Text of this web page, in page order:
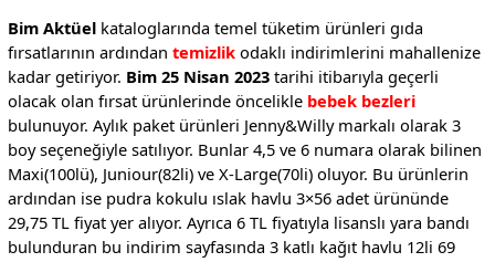
Bim Aktüelkataloglarında temel tüketim ürünleri gıda
fırsatlarının ardından temizlik odaklı indirimlerini mahallenize
kadar getiriyor. Bim 25 Nisan 2023tarihi itibarıyla geçerli
olacak olan fırsat ürünlerinde önceliklebebek bezleri
bulunuyor. Aylık paket ürünleri Jenny&Willy markalı olarak 3
boy seçeneğiyle satılıyor. Bunlar 4,5 ve 6 numara olarak bilinen
Maxi(100lü), Juniour(82li) ve X-Large(70li) oluyor. Bu ürünlerin
ardından ise pudra kokulu ıslak havlu 3×56 adet ürününde
29,75 TL fiyat yer alıyor. Ayrıca 6 TL fiyatıyla lisanslı yara bandı
bulunduran bu indirim sayfasında 3 katlı kağıt havlu 12li 69